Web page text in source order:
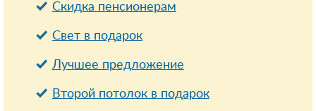
Cкидка пенсионерам
Свет в подарок
Лучшее предложение
Второй потолок в подарок